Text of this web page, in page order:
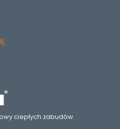
ciepłych zabudów